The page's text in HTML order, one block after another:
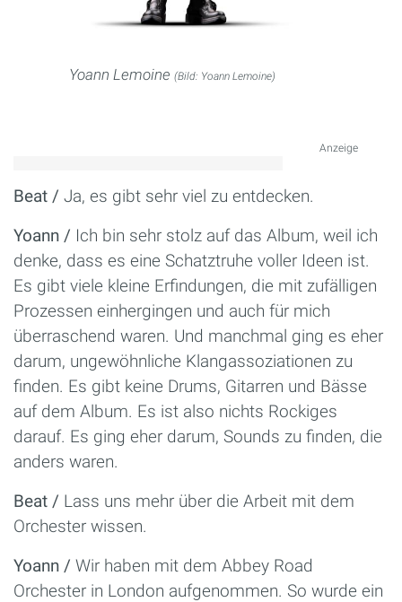
Yoann Lemoine (Bild: Yoann Lemoine)
Anzeige
Beat / Ja, es gibt sehr viel zu entdecken.
Yoann / Ich bin sehr stolz auf das Album, weil ich
denke, dass es eine Schatztruhe voller Ideen ist.
Es gibt viele kleine Erfindungen, die mit zufälligen
Prozessen einhergingen und auch für mich
überraschend waren. Und manchmal ging es eher
darum, ungewöhnliche Klangassoziationen zu
finden. Es gibt keine Drums, Gitarren und Bässe
auf dem Album. Es ist also nichts Rockiges
darauf. Es ging eher darum, Sounds zu finden, die
anders waren.
Beat / Lass uns mehr über die Arbeit mit dem
Orchester wissen.
Yoann / Wir haben mit dem Abbey Road
Orchester in London aufgenommen. So wurde ein